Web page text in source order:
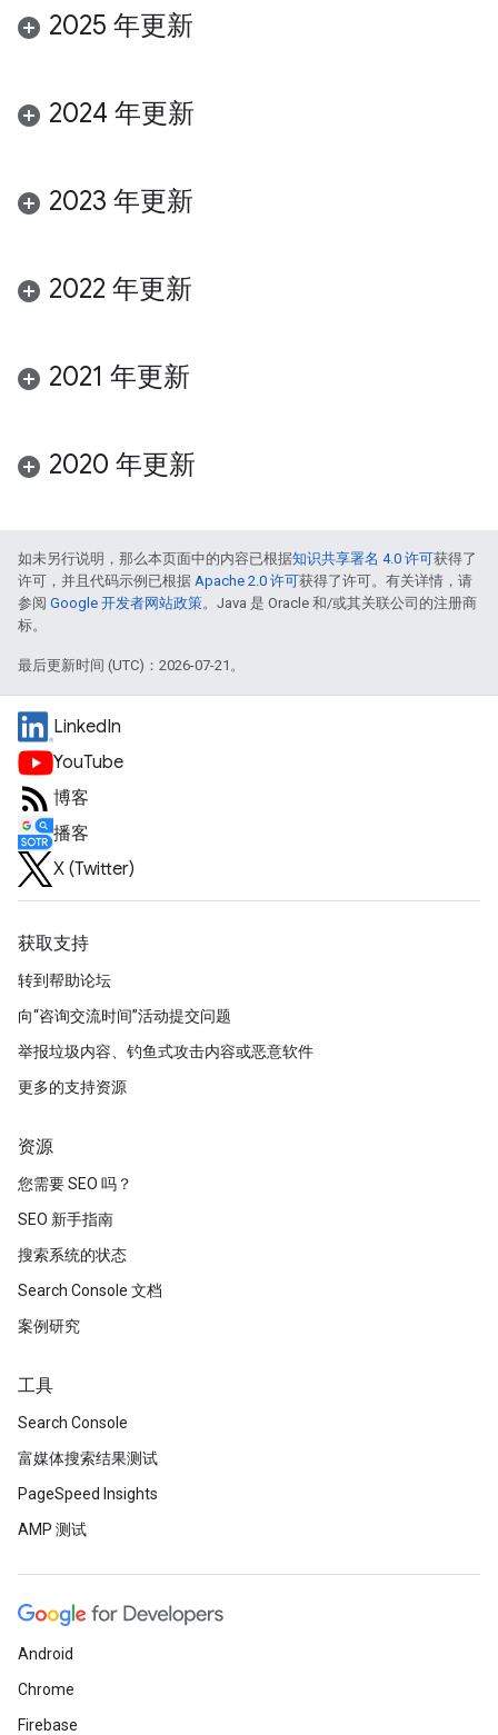
2025 年更新
2024 年更新
2023 年更新
2022 年更新
2021 年更新
2020 年更新
如未另行说明，那么本页面中的内容已根据知识共享署名 4.0 许可获得了
许可，并且代码示例已根据 Apache 2.0 许可获得了许可。有关详情，请
参阅 Google 开发者网站政策。Java 是 Oracle 和/或其关联公司的注册商
标。
最后更新时间 (UTC)：2026-07-21。
LinkedIn
YouTube
博客
播客
X (Twitter)
获取支持
转到帮助论坛
向“咨询交流时间”活动提交问题
举报垃圾内容、钓鱼式攻击内容或恶意软件
更多的支持资源
资源
您需要 SEO 吗？
SEO 新手指南
搜索系统的状态
Search Console 文档
案例研究
工具
Search Console
富媒体搜索结果测试
PageSpeed Insights
AMP 测试
Android
Chrome
Firebase